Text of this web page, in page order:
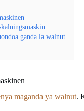
ganda la walnut
maganda ya walnut.